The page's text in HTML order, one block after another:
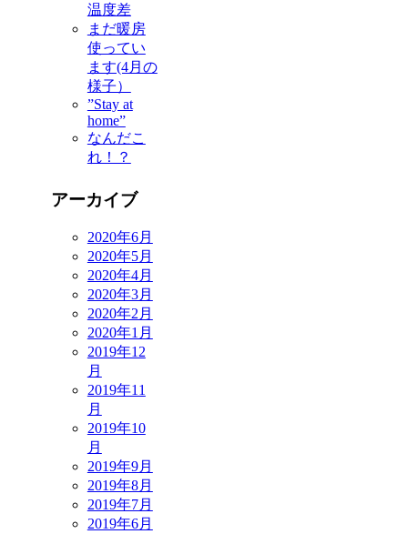
温度差
まだ暖房
使ってい
ます(4月の
様子）
”Stay at
home”
なんだこ
れ！？
アーカイブ
2020年6月
2020年5月
2020年4月
2020年3月
2020年2月
2020年1月
2019年12
月
2019年11
月
2019年10
月
2019年9月
2019年8月
2019年7月
2019年6月